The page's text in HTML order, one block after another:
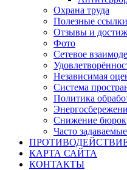
Охрана труда
Полезные ссылки
Отзывы и
Фото
Сетевое
Независимая
Система
Политика
Снижение
Часто
КАРТА САЙТА
КОНТАКТЫ